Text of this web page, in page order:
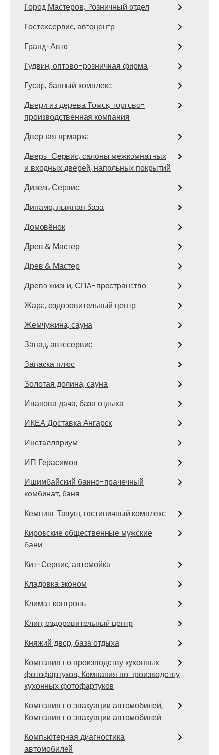
Город Мастеров, Розничный отдел
Гостехсервис, автоцентр
Гранд-Авто
Гудвин, оптово-розничная фирма
Гусар, банный комплекс
Двери из дерева Томск, торгово-
производственная компания
Дверная ярмарка
Дверь-Сервис, салоны межкомнатных
и входных дверей, напольных покрытий
Дизель Сервис
Динамо, лыжная база
Домовёнок
Древ & Мастер
Древ & Мастер
Древо жизни, СПА-пространство
Жара, оздоровительный центр
Жемчужина, сауна
Запад, автосервис
Запаска плюс
Золотая долина, сауна
Иванова дача, база отдыха
ИКЕА Доставка Ангарск
Инсталляриум
ИП Герасимов
Ишимбайский банно-прачечный
комбинат, баня
Кемпинг Тавуш, гостиничный комплекс
Кировские общественные мужские
бани
Кит-Сервис, автомойка
Кладовка эконом
Климат контроль
Клин, оздоровительный центр
Княжий двор, база отдыха
Компания по производству кухонных
фотофартуков, Компания по производству
кухонных фотофартуков
Компания по эвакуации автомобилей,
Компания по эвакуации автомобилей
Компьютерная диагностика
автомобилей